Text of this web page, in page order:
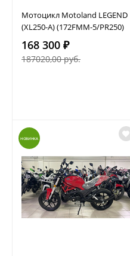
Мотоцикл Motoland LEGEND
(XL250-A) (172FMM-5/PR250)
168 300 ₽
187020,00 руб.
НОВИНКА